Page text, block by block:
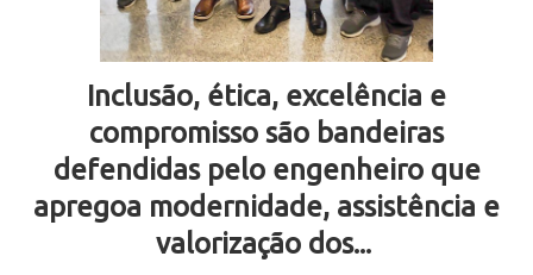
Inclusão, ética, excelência e
compromisso são bandeiras
defendidas pelo engenheiro que
apregoa modernidade, assistência e
valorização dos...